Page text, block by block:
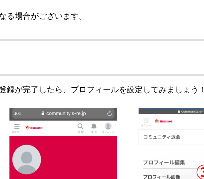
場合がございます。
録が完了したら、プロフィールを設定してみましょう！